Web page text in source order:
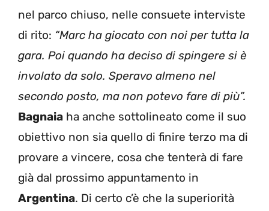
nel parco chiuso, nelle consuete interviste
di rito: “Marc ha giocato con noi per tutta la
gara. Poi quando ha deciso di spingere si è
involato da solo. Speravo almeno nel
secondo posto, ma non potevo fare di più”.
Bagnaia ha anche sottolineato come il suo
obiettivo non sia quello di finire terzo ma di
provare a vincere, cosa che tenterà di fare
già dal prossimo appuntamento in
Argentina. Di certo c’è che la superiorità